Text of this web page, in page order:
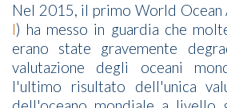
Nel 2015, il primo World Ocean
I) ha messo in guardia che
erano state gravemente
valutazione degli oceani
l'ultimo risultato dell'unica